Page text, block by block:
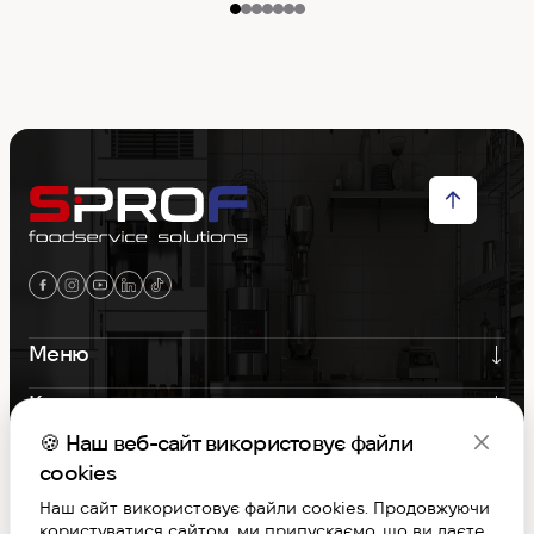
Меню
Контакти
Графік роботи
S-PROF © Copyright 2026. Вcі права захищені
🍪 Наш веб-сайт використовує файли
cookies
Наш сайт використовує файли cookies. Продовжуючи